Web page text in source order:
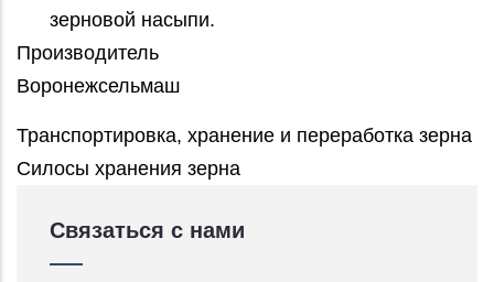
зерновой насыпи.
Производитель
Воронежсельмаш
Транспортировка, хранение и переработка зерна
Силосы хранения зерна
Связаться с нами